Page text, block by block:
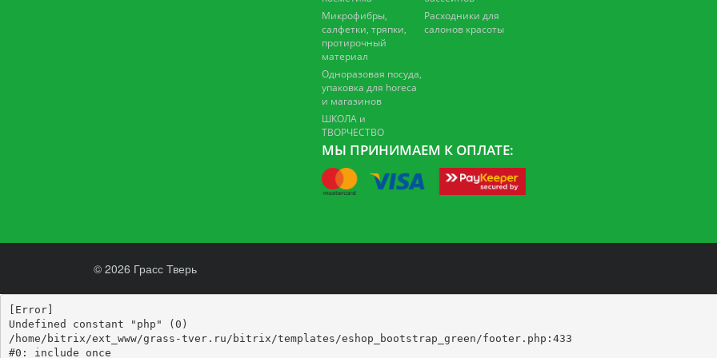
Микрофибры,
салфетки, тряпки,
протирочный
материал
Одноразовая посуда,
упаковка для horeca
и магазинов
ШКОЛА и
ТВОРЧЕСТВО
Расходники для
салонов красоты
МЫ ПРИНИМАЕМ К ОПЛАТЕ:
© 2026 Грасс Тверь
[Error]
Undefined constant "php" (0)
/home/bitrix/ext_www/grass-tver.ru/bitrix/templates/eshop_bootstrap_green/footer.php:433
#0: include_once